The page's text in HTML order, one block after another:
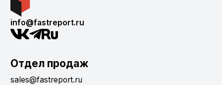
info@fastreport.ru
Отдел продаж
sales@fastreport.ru